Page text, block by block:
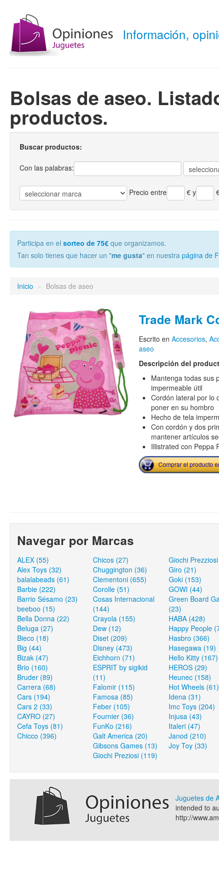
Información,
Bolsas de aseo.
productos.
Buscar productos:
Con las palabras:
Precio entre €y
Participa en el sorteo de 75€ que organizamos.
Tan solo tienes que hacer un "me gusta" en nuestra página de
Inicio » Bolsas de aseo
Trade Mark
Escrito en Accesorios,
aseo
Descripción del
Mantenga todas sus
impermeable útil
Cordón lateral por lo
poner en su hombro
Hecho de tela
Con cordón y dos
mantener artículos
Illistrated con Peppa
Comprar el producto
Navegar por Marcas
ALEX (55)
Alex Toys (32)
balalabeads (61)
Barbie (222)
Barrio Sésamo (23)
beeboo (15)
Bella Donna (22)
Beluga (27)
Bieco (18)
Big (44)
Bizak (47)
Brio (160)
Bruder (89)
Carrera (68)
Cars (194)
Cars 2 (33)
CAYRO (27)
Cefa Toys (81)
Chicco (396)
Chicos (27)
Chuggington (36)
Clementoni (655)
Corolle (51)
Cosas Internacional
(144)
Crayola (155)
Dew (12)
Diset (209)
Disney (473)
Eichhorn (71)
ESPRIT by sigikid
(11)
Falomir (115)
Famosa (85)
Feber (105)
Fournier (36)
FunKo (216)
Galt America (20)
Gibsons Games (13)
Giochi Preziosi (119)
Giochi
Giro (21)
Goki (153)
GOWI (44)
Green Board
(23)
HABA (428)
Happy People
Hasbro (366)
Hasegawa (19)
Hello Kitty (167)
HEROS (29)
Heunec (158)
Hot Wheels (61)
Idena (31)
Imc Toys (204)
Injusa (43)
Italeri (47)
Janod (210)
Joy Toy (33)
Juguetes de
intended to
http://